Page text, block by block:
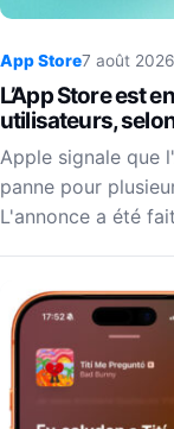
App Store7 août
L’App Store est
utilisateurs,
Apple signale que
panne pour
L'annonce a été